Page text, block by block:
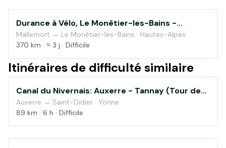
Au fil de l'eau
Durance à Vélo, Le Monêtier-les-Bains -
Sisteron
Mallemort → Le Monêtier-les-Bains · Hautes-Alpes
370 km · ≈ 3 j · Difficile
Itinéraires de difficulté similaire
Au fil de l'eau
Canal du Nivernais: Auxerre - Tannay (Tour de
Bourgogne à vélo)
Auxerre → Saint-Didier · Yonne
89 km · 6 h · Difficile